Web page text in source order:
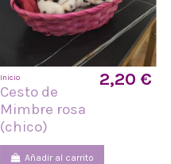
Inicio
Cesto de
Mimbre rosa
(chico)
2,20 €
Añadir al carrito